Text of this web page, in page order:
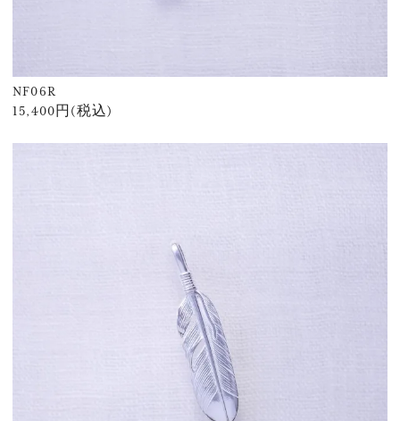
NF06R
15,400円(税込)